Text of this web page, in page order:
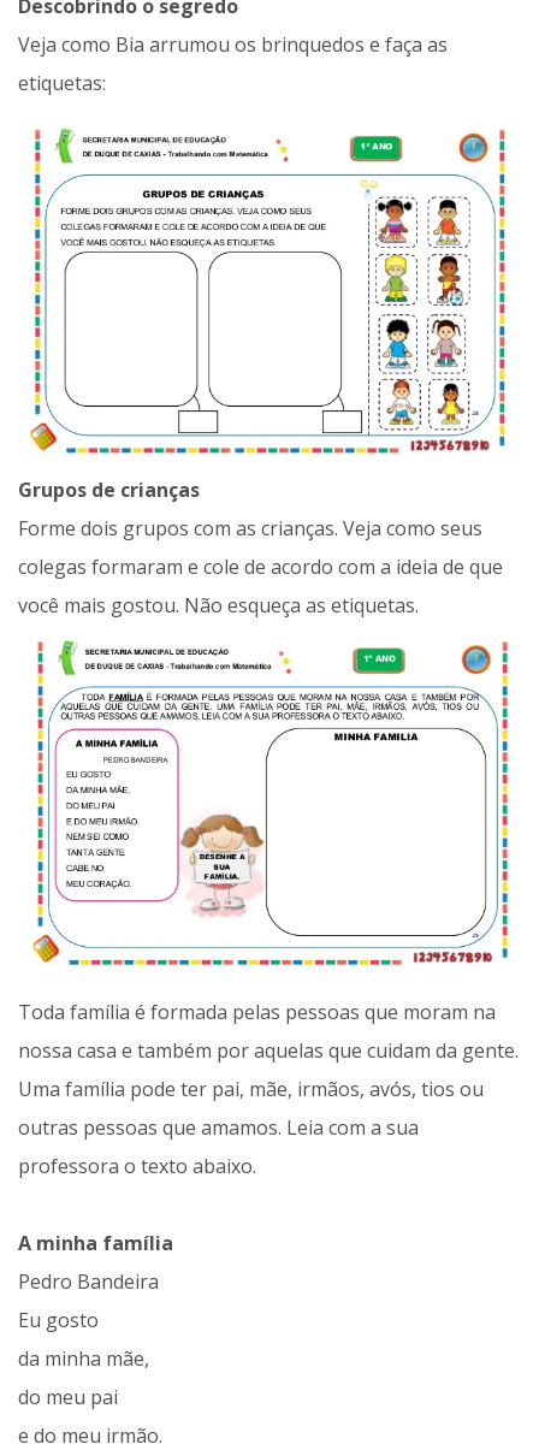
Descobrindo o segredo
Veja como Bia arrumou os brinquedos e faça as
etiquetas:
Grupos de crianças
Forme dois grupos com as crianças. Veja como seus
colegas formaram e cole de acordo com a ideia de que
você mais gostou. Não esqueça as etiquetas.
Toda família é formada pelas pessoas que moram na
nossa casa e também por aquelas que cuidam da gente.
Uma família pode ter pai, mãe, irmãos, avós, tios ou
outras pessoas que amamos. Leia com a sua
professora o texto abaixo.
A minha família
Pedro Bandeira
Eu gosto
da minha mãe,
do meu pai
e do meu irmão.